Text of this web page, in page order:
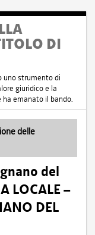
DI
uno strumento di
giuridico e la
ha emanato il bando.
delle
del
LOCALE –
DEL